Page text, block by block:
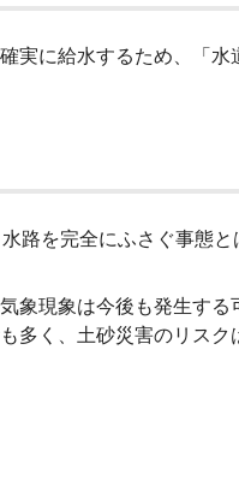
に給水するため、「水
を完全にふさぐ事態
現象は今後も発生す
く、土砂災害のリスク